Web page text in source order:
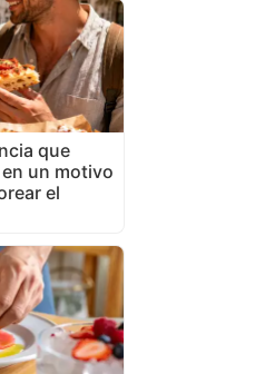
que
un motivo
el